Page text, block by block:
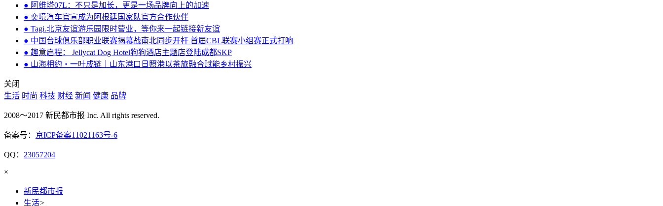
● 阿维塔07L：不只是加长，更是一场品牌向上的加速
● 奕境汽车官宣成为阿根廷国家队官方合作伙伴
● Tagi.北京友谊游乐园限时营业，等你来一起链接新友谊
● 中国台球俱乐部职业联赛揭幕战南北同步开杆 首届CBL联赛小组赛正式打响
● 趣意启程： Jellycat Dog Hotel狗狗酒店主题店登陆成都SKP
● 山海相约・一叶成链｜山东港口日照港以茶旅融合赋能乡村振兴
关闭
生活 时尚 科技 财经 新闻 健康 品牌
2008～2017 新民都市报 Inc. All rights reserved.
备案号： 京ICP备案11021163号-6
QQ： 23057204
×
新民都市报
生活>